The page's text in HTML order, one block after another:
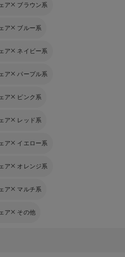
ア ブラウン系
ア ブルー系
ア ネイビー系
ア パープル系
ア ピンク系
ア レッド系
ア イエロー系
ア オレンジ系
ア マルチ系
ア その他